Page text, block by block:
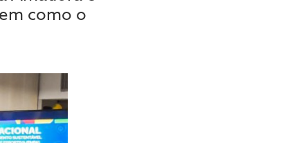
como o